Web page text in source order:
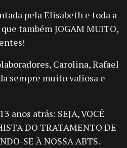
pela Elisabeth e toda a
também JOGAM MUITO,
Carolina, Rafael
sempre muito valiosa e
anos atrás: SEJA, VOCÊ
DO TRATAMENTO DE
SE À NOSSA ABTS.